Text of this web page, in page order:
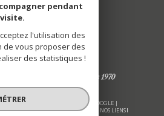
| TRADUCTION POWERED BY GOOGLE |
SITE MENTIONS LÉGALES ADMIN
NOS LIENS
pendant
l'utilisation des
de vous proposer des
des statistiques !